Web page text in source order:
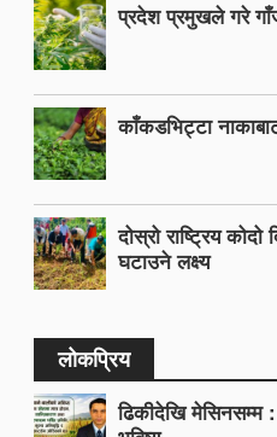
प्रदेश प्रमुखले गरे
काँकडभिट्टा
दोस्रो राष्ट्रिय
घटाउने लक्ष्य
लोकप्रिय
ढिकीदेखि मेसिनसम्म